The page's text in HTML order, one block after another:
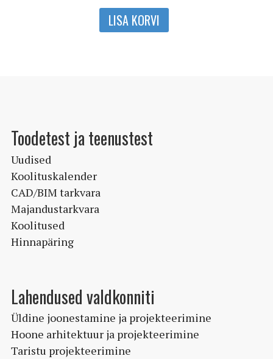
LISA KORVI
Toodetest ja teenustest
Uudised
Koolituskalender
CAD/BIM tarkvara
Majandustarkvara
Koolitused
Hinnapäring
Lahendused valdkonniti
Üldine joonestamine ja projekteerimine
Hoone arhitektuur ja projekteerimine
Taristu projekteerimine